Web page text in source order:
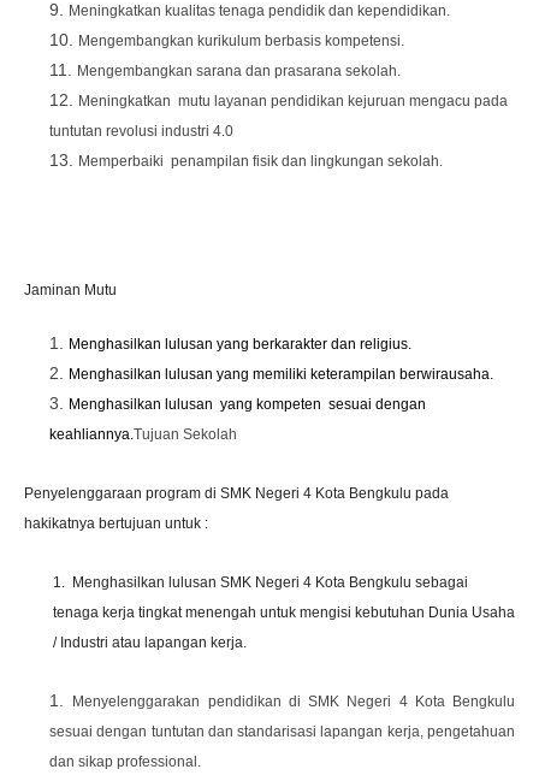
Meningkatkan kualitas tenaga pendidik dan kependidikan.
Mengembangkan kurikulum berbasis kompetensi.
Mengembangkan sarana dan prasarana sekolah.
Meningkatkan mutu layanan pendidikan kejuruan mengacu pada
tuntutan revolusi industri 4.0
Memperbaiki penampilan fisik dan lingkungan sekolah.
Jaminan Mutu
Menghasilkan lulusan yang berkarakter dan religius.
Menghasilkan lulusan yang memiliki keterampilan berwirausaha.
Menghasilkan lulusan yang kompeten sesuai dengan
keahliannya. Tujuan Sekolah
Penyelenggaraan program di SMK Negeri 4 Kota Bengkulu pada
hakikatnya bertujuan untuk :
1. Menghasilkan lulusan SMK Negeri 4 Kota Bengkulu sebagai
tenaga kerja tingkat menengah untuk mengisi kebutuhan Dunia Usaha
/ Industri atau lapangan kerja.
Menyelenggarakan pendidikan di SMK Negeri 4 Kota Bengkulu
sesuai dengan tuntutan dan standarisasi lapangan kerja, pengetahuan
dan sikap professional.